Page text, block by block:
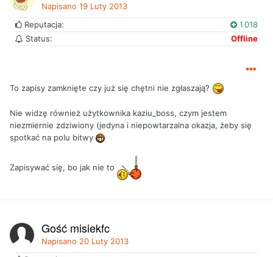
Napisano 19 Luty 2013
Reputacja:
1 018
Status:
Offline
To zapisy zamknięte czy już się chętni nie zgłaszają?
Nie widzę również użytkownika kaziu_boss, czym jestem
niezmiernie zdziwiony (jedyna i niepowtarzalna okazja, żeby się
spotkać na polu bitwy
Zapisywać się, bo jak nie to
Gość misiekfc
Napisano 20 Luty 2013